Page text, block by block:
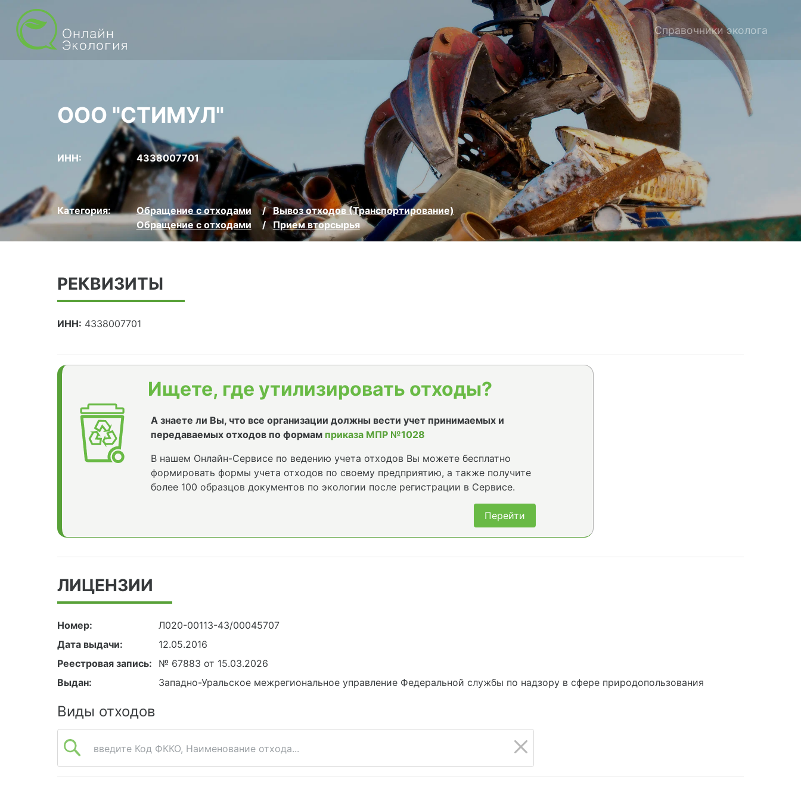
Справочники эколога
ООО "СТИМУЛ"
ИНН: 4338007701
Категория: Обращение с отходами
Вывоз отходов (Транспортирование)
Обращение с отходами
Прием вторсырья
РЕКВИЗИТЫ
ИНН: 4338007701
Ищете, где утилизировать отходы?
А знаете ли Вы, что все организации должны вести учет принимаемых и
передаваемых отходов по формам приказа МПР №1028
В нашем Онлайн-Сервисе по ведению учета отходов Вы можете бесплатно
формировать формы учета отходов по своему предприятию, а также получите
более 100 образцов документов по экологии после регистрации в Сервисе.
Перейти
ЛИЦЕНЗИИ
Номер:
Л020-00113-43/00045707
Дата выдачи:
12.05.2016
Реестровая запись:
№ 67883 от 15.03.2026
Выдан:
Западно-Уральское межрегиональное управление Федеральной службы по надзору в сфере природопользования
Виды отходов
введите Код ФККО, Наименование отхода...